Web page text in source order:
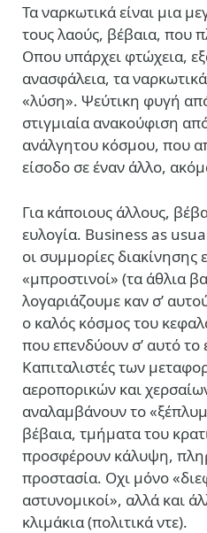
Τα ναρκωτικά είναι μια
τους λαούς, βέβαια, που
Οπου υπάρχει φτώχεια,
ανασφάλεια, τα
«λύση». Ψεύτικη φυγή
στιγμιαία ανακούφιση
ανάλγητου κόσμου, που
είσοδο σε έναν άλλο,
Για κάποιους άλλους,
ευλογία. Business as
οι συμμορίες διακίνησης
«μπροστινοί» (τα άθλια
λογαριάζουμε καν σ’
ο καλός κόσμος του
που επενδύουν σ’ αυτό το
Καπιταλιστές των
αεροπορικών και
αναλαμβάνουν το
βέβαια, τμήματα του
προσφέρουν κάλυψη,
προστασία. Οχι μόνο
αστυνομικοί», αλλά και
κλιμάκια (πολιτικά ντε).